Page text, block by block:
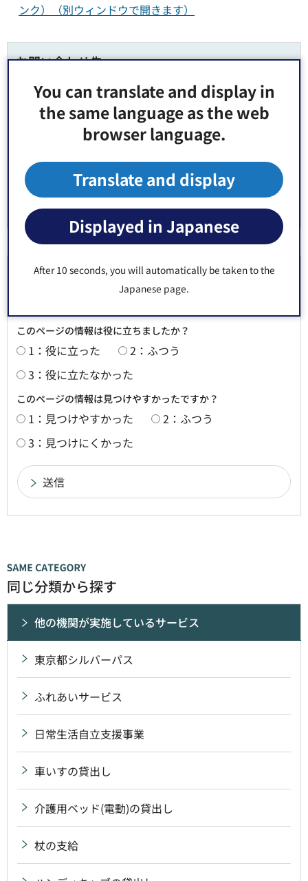
You can translate and display in
the same language as the web
browser language.
Translate and display
Displayed in Japanese
After 10 seconds, you will automatically be taken to the
Japanese page.
ンク）（別ウィンドウで開きます）
お問い合わせ先
福祉部 福祉課 地域福祉係 窓口：区役所3階1番
郵便番号135-8383 東京都江東区東陽4丁目11番28号
03-3647-4152
より良いウェブサイトにするためにみなさまのご
意見をお聞かせください
このページの情報は役に立ちましたか？
1：役に立った
2：ふつう
3：役に立たなかった
このページの情報は見つけやすかったですか？
1：見つけやすかった
2：ふつう
3：見つけにくかった
同じ分類から探す
他の機関が実施しているサービス
東京都シルバーパス
ふれあいサービス
日常生活自立支援事業
車いすの貸出し
介護用ベッド(電動)の貸出し
杖の支給